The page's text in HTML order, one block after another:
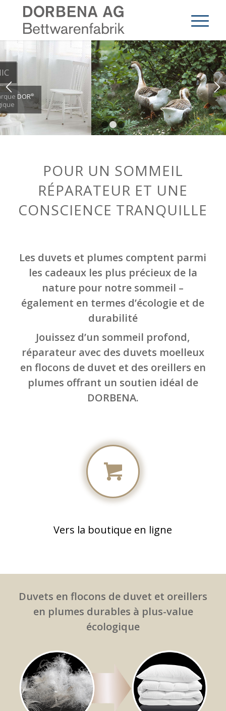
1 2 3
POUR UN SOMMEIL
RÉPARATEUR ET UNE
CONSCIENCE TRANQUILLE
Les duvets et plumes comptent parmi
les cadeaux les plus précieux de la
nature pour notre sommeil –
également en termes d’écologie et de
durabilité
Jouissez d’un sommeil profond,
réparateur avec des duvets moelleux
en flocons de duvet et des oreillers en
plumes offrant un soutien idéal de
DORBENA.
Vers la boutique en ligne
Duvets en flocons de duvet et oreillers
en plumes durables à plus-value
écologique